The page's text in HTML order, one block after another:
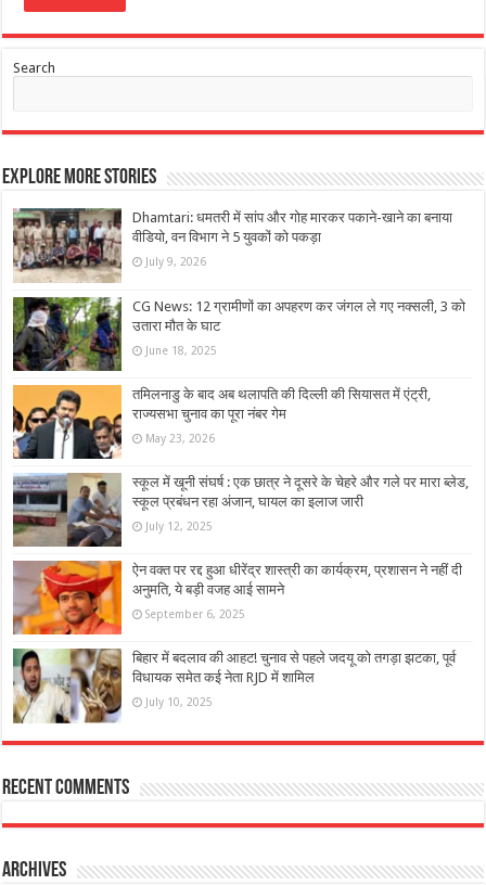
Search
Explore More Stories
Dhamtari: धमतरी में सांप और गोह मारकर पकाने-खाने का बनाया
वीडियो, वन विभाग ने 5 युवकों को पकड़ा
July 9, 2026
CG News: 12 ग्रामीणों का अपहरण कर जंगल ले गए नक्सली, 3 को
उतारा मौत के घाट
June 18, 2025
तमिलनाडु के बाद अब थलापति की दिल्‍ली की स‍ियासत में एंट्री,
राज्यसभा चुनाव का पूरा नंबर गेम
May 23, 2026
स्कूल में खूनी संघर्ष : एक छात्र ने दूसरे के चेहरे और गले पर मारा ब्लेड,
स्कूल प्रबंधन रहा अंजान, घायल का इलाज जारी
July 12, 2025
ऐन वक्त पर रद्द हुआ धीरेंद्र शास्त्री का कार्यक्रम, प्रशासन ने नहीं दी
अनुमति, ये बड़ी वजह आई सामने
September 6, 2025
बिहार में बदलाव की आहट! चुनाव से पहले जदयू को तगड़ा झटका, पूर्व
विधायक समेत कई नेता RJD में शामिल
July 10, 2025
Recent Comments
Archives